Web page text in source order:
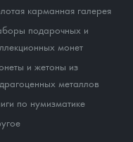
карманная галерея
подарочных и
монет
и жетоны из
металлов
по нумизматике